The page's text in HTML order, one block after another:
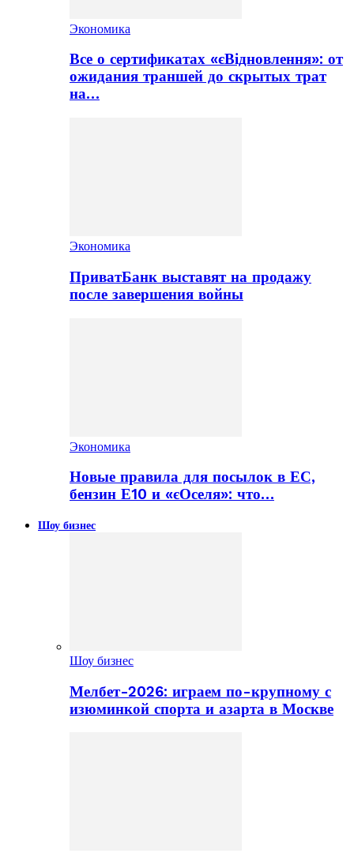
Экономика
Все о сертификатах «єВідновлення»: от
ожидания траншей до скрытых трат
на…
Экономика
ПриватБанк выставят на продажу
после завершения войны
Экономика
Новые правила для посылок в ЕС,
бензин Е10 и «єОселя»: что…
Шоу бизнес
Шоу бизнес
Мелбет-2026: играем по-крупному с
изюминкой спорта и азарта в Москве